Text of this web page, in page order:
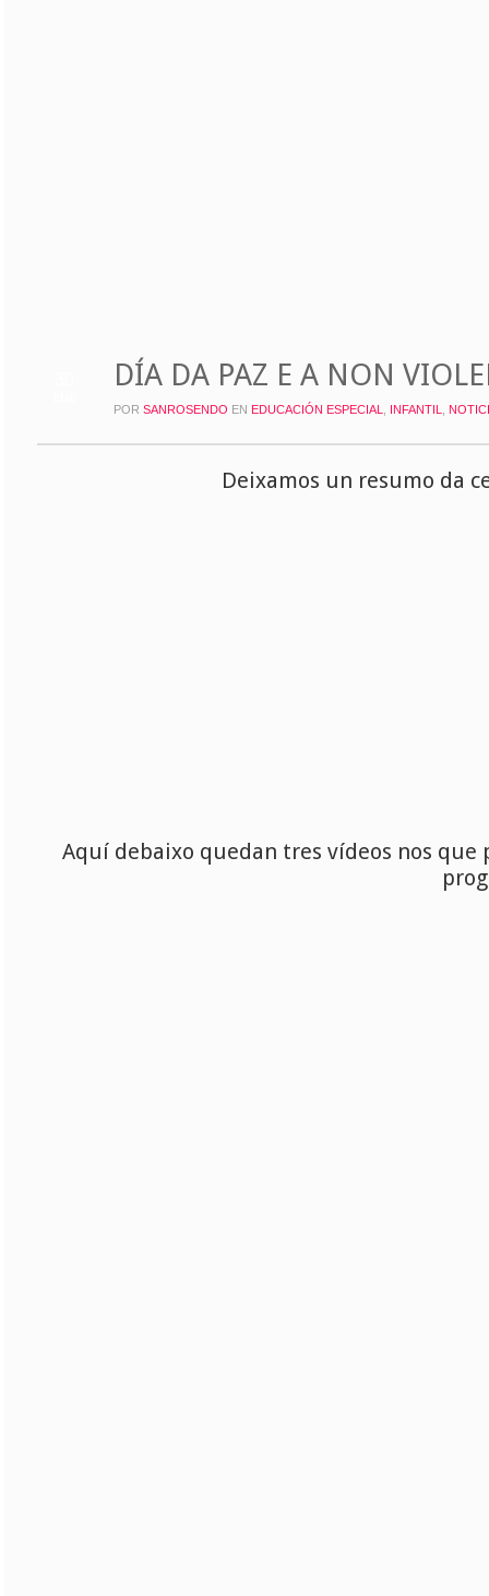
DÍA DA PAZ E A NON
POR SANROSENDO EN EDUCACIÓN ESPECIAL INFANTIL
Deixamos un resumo da
Aquí debaixo quedan tres vídeos nos que